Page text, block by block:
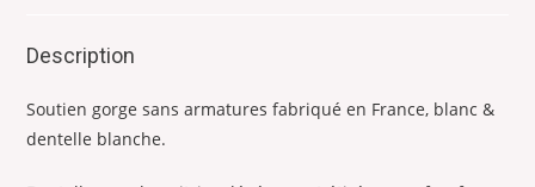
triangle
Made
in
Description
Soutien gorge sans armatures fabriqué en France, blanc &
dentelle blanche.